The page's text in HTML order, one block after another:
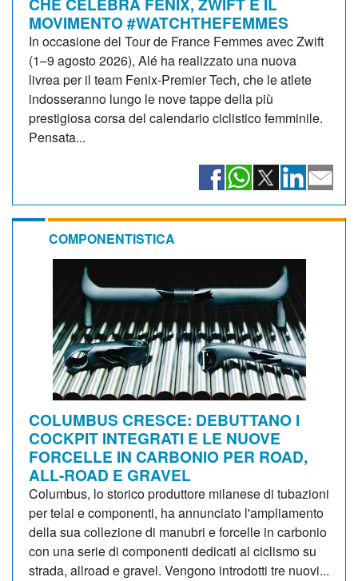
MOVIMENTO #WATCHTHEFEMMES
In occasione del Tour de France Femmes avec Zwift
(1–9 agosto 2026), Alé ha realizzato una nuova
livrea per il team Fenix-Premier Tech, che le atlete
indosseranno lungo le nove tappe della più
prestigiosa corsa del calendario ciclistico femminile.
Pensata...
COMPONENTISTICA
COLUMBUS CRESCE: DEBUTTANO I
COCKPIT INTEGRATI E LE NUOVE
FORCELLE IN CARBONIO PER ROAD,
ALL-ROAD E GRAVEL
Columbus, lo storico produttore milanese di tubazioni
per telai e componenti, ha annunciato l'ampliamento
della sua collezione di manubri e forcelle in carbonio
con una serie di componenti dedicati al ciclismo su
strada, allroad e gravel. Vengono introdotti tre nuovi...